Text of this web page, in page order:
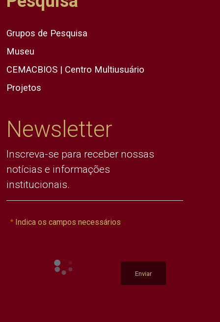
Grupos de Pesquisa
Museu
CEMACBIOS | Centro Multiusuário
Projetos
Newsletter
Inscreva-se para receber nossas
notícias e informações
institucionais.
Indica os campos necessários
Enviar